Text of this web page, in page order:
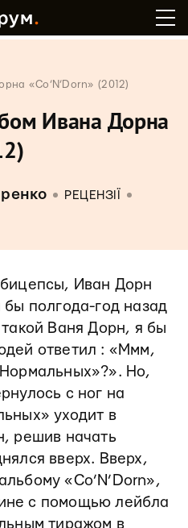
«Co’N’Dorn» (2012)
Ивана Дорна
РЕЦЕНЗІЇ
Иван Дорн
полгода-год назад
Ваня Дорн, я бы
ответил : «Ммм,
Но,
с ног на
уходит в
решив начать
вверх. Вверх,
«Co’N’Dorn»,
с помощью лейбла
тиражом в